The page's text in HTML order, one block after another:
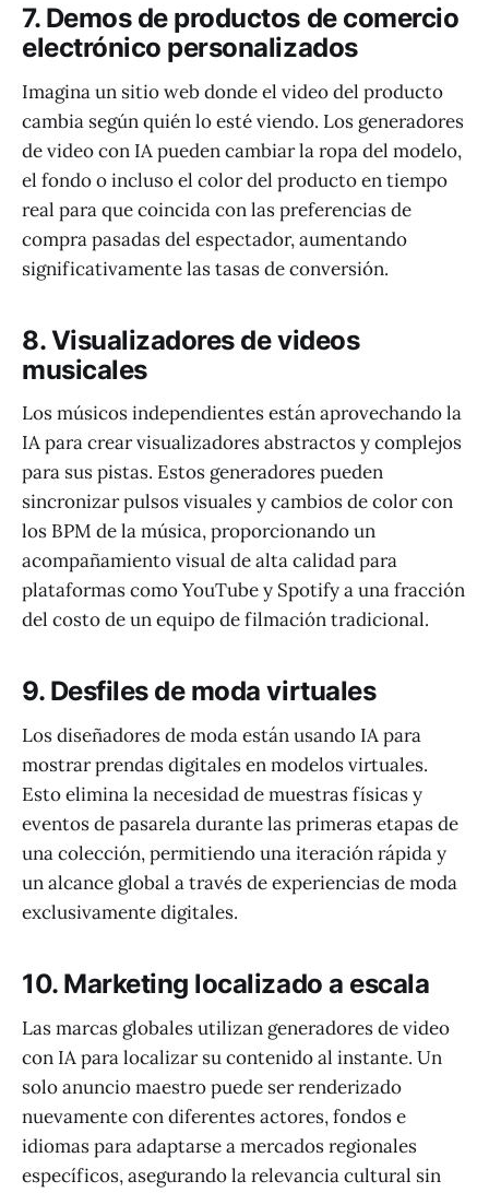
7. Demos de productos de comercio
electrónico personalizados
Imagina un sitio web donde el video del producto
cambia según quién lo esté viendo. Los generadores
de video con IA pueden cambiar la ropa del modelo,
el fondo o incluso el color del producto en tiempo
real para que coincida con las preferencias de
compra pasadas del espectador, aumentando
significativamente las tasas de conversión.
8. Visualizadores de videos
musicales
Los músicos independientes están aprovechando la
IA para crear visualizadores abstractos y complejos
para sus pistas. Estos generadores pueden
sincronizar pulsos visuales y cambios de color con
los BPM de la música, proporcionando un
acompañamiento visual de alta calidad para
plataformas como YouTube y Spotify a una fracción
del costo de un equipo de filmación tradicional.
9. Desfiles de moda virtuales
Los diseñadores de moda están usando IA para
mostrar prendas digitales en modelos virtuales.
Esto elimina la necesidad de muestras físicas y
eventos de pasarela durante las primeras etapas de
una colección, permitiendo una iteración rápida y
un alcance global a través de experiencias de moda
exclusivamente digitales.
10. Marketing localizado a escala
Las marcas globales utilizan generadores de video
con IA para localizar su contenido al instante. Un
solo anuncio maestro puede ser renderizado
nuevamente con diferentes actores, fondos e
idiomas para adaptarse a mercados regionales
específicos, asegurando la relevancia cultural sin